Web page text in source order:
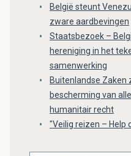
België steunt
zware aardbevingen
Staatsbezoek –
hereniging in het
samenwerking
Buitenlandse Zaken
bescherming van
humanitair recht
"Veilig reizen – Help